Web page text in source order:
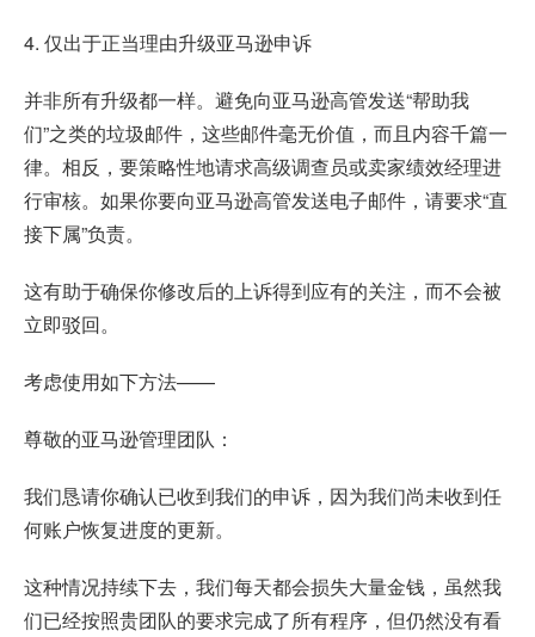
4. 仅出于正当理由升级亚马逊申诉
并非所有升级都一样。避免向亚马逊高管发送“帮助我
们”之类的垃圾邮件，这些邮件毫无价值，而且内容千篇一
律。相反，要策略性地请求高级调查员或卖家绩效经理进
行审核。如果你要向亚马逊高管发送电子邮件，请要求“直
接下属”负责。
这有助于确保你修改后的上诉得到应有的关注，而不会被
立即驳回。
考虑使用如下方法——
尊敬的亚马逊管理团队：
我们恳请你确认已收到我们的申诉，因为我们尚未收到任
何账户恢复进度的更新。
这种情况持续下去，我们每天都会损失大量金钱，虽然我
们已经按照贵团队的要求完成了所有程序，但仍然没有看